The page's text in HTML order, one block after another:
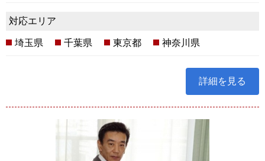
対応エリア
埼玉県 千葉県 東京都 神奈川県
詳細を見る